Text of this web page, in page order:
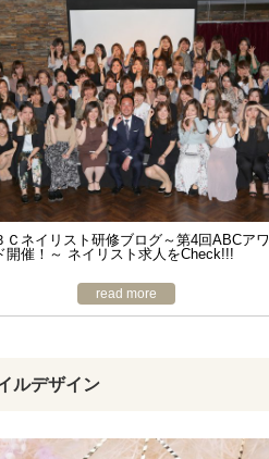
Ｃネイリスト研修ブログ～第4回ABCアワ
開催！～ ネイリスト求人をCheck!!!
read more
ルデザイン